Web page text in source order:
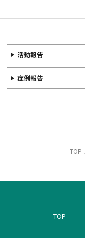
活動報告
症例報告
TOP
TOP